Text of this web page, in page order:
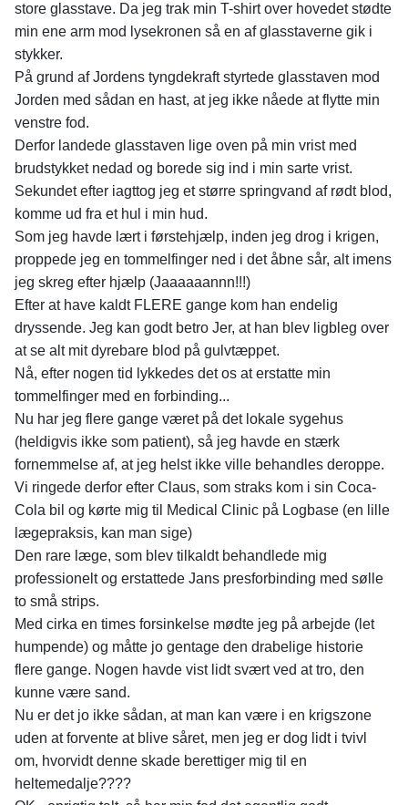
store glasstave. Da jeg trak min T-shirt over hovedet stødte
min ene arm mod lysekronen så en af glasstaverne gik i
stykker.
På grund af Jordens tyngdekraft styrtede glasstaven mod
Jorden med sådan en hast, at jeg ikke nåede at flytte min
venstre fod.
Derfor landede glasstaven lige oven på min vrist med
brudstykket nedad og borede sig ind i min sarte vrist.
Sekundet efter iagttog jeg et større springvand af rødt blod,
komme ud fra et hul i min hud.
Som jeg havde lært i førstehjælp, inden jeg drog i krigen,
proppede jeg en tommelfinger ned i det åbne sår, alt imens
jeg skreg efter hjælp (Jaaaaaannn!!!)
Efter at have kaldt FLERE gange kom han endelig
dryssende. Jeg kan godt betro Jer, at han blev ligbleg over
at se alt mit dyrebare blod på gulvtæppet.
Nå, efter nogen tid lykkedes det os at erstatte min
tommelfinger med en forbinding...
Nu har jeg flere gange været på det lokale sygehus
(heldigvis ikke som patient), så jeg havde en stærk
fornemmelse af, at jeg helst ikke ville behandles deroppe.
Vi ringede derfor efter Claus, som straks kom i sin Coca-
Cola bil og kørte mig til Medical Clinic på Logbase (en lille
lægepraksis, kan man sige)
Den rare læge, som blev tilkaldt behandlede mig
professionelt og erstattede Jans presforbinding med sølle
to små strips.
Med cirka en times forsinkelse mødte jeg på arbejde (let
humpende) og måtte jo gentage den drabelige historie
flere gange. Nogen havde vist lidt svært ved at tro, den
kunne være sand.
Nu er det jo ikke sådan, at man kan være i en krigszone
uden at forvente at blive såret, men jeg er dog lidt i tvivl
om, hvorvidt denne skade berettiger mig til en
heltemedalje????